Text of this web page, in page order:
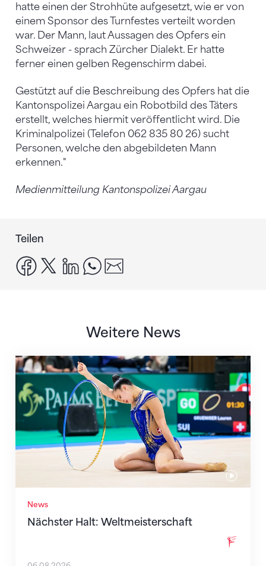
hatte einen der Strohhüte aufgesetzt, wie er von
einem Sponsor des Turnfestes verteilt worden
war. Der Mann, laut Aussagen des Opfers ein
Schweizer - sprach Zürcher Dialekt. Er hatte
ferner einen gelben Regenschirm dabei.
Gestützt auf die Beschreibung des Opfers hat die
Kantonspolizei Aargau ein Robotbild des Täters
erstellt, welches hiermit veröffentlicht wird. Die
Kriminalpolizei (Telefon 062 835 80 26) sucht
Personen, welche den abgebildeten Mann
erkennen."
Medienmitteilung Kantonspolizei Aargau
Teilen
facebook
x linkedinwhatsapp
Weitere News
News
Nächster Halt: Weltmeisterschaft
Nächster Halt: Weltmeisterschaft